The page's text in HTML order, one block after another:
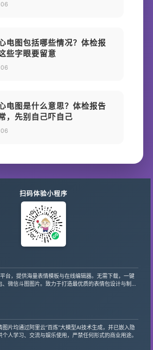
电图包括哪些情况？体检报
些字眼要留意
电图是什么意思？体检报告
，先别自己吓自己
扫码体验小程序
台，提供海量表情模板与在线编辑器。无需下载，一键
微信斗图图片。致力于打造最优质的表情包设计与制作
、贴纸，让创意轻松变现。
片均通过阿里云“百炼”大模型AI技术生成，并已嵌入隐
人学习、交流与娱乐使用，严禁任何形式的商业用途。